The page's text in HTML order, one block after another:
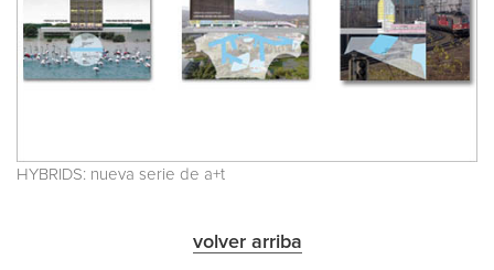
HYBRIDS: nueva serie de a+t
volver arriba